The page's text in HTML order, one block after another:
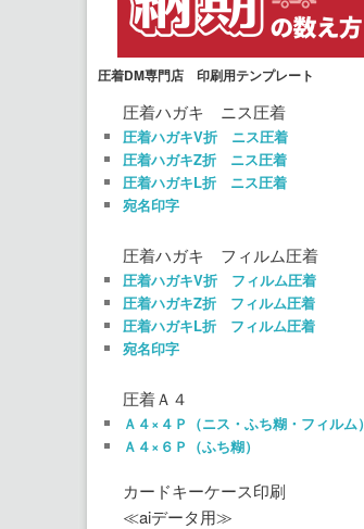
圧着DM専門店 印刷用テンプレート
圧着ハガキ ニス圧着
圧着ハガキV折 ニス圧着
圧着ハガキZ折 ニス圧着
圧着ハガキL折 ニス圧着
宛名印字
圧着ハガキ フィルム圧着
圧着ハガキV折 フィルム圧着
圧着ハガキZ折 フィルム圧着
圧着ハガキL折 フィルム圧着
宛名印字
圧着Ａ４
Ａ４×４Ｐ（ニス・ふち糊・フィルム）
Ａ４×６Ｐ（ふち糊）
カードキーケース印刷
≪aiデータ用≫